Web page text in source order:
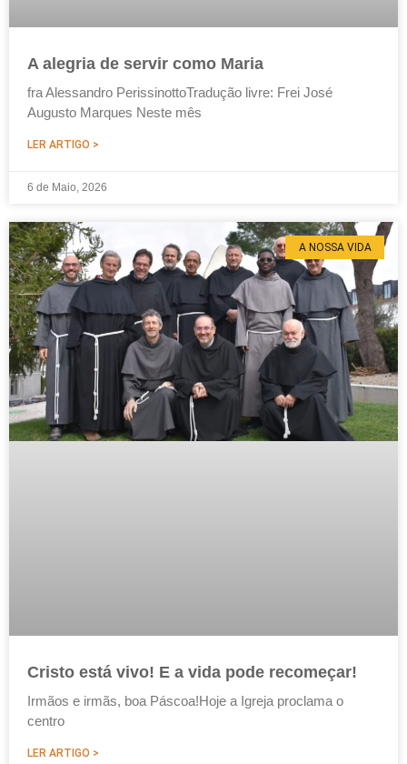
A alegria de servir como Maria
fra Alessandro PerissinottoTradução livre: Frei José
Augusto Marques Neste mês
LER ARTIGO >
6 de Maio, 2026
A NOSSA VIDA
Cristo está vivo! E a vida pode recomeçar!
Irmãos e irmãs, boa Páscoa!Hoje a Igreja proclama o
centro
LER ARTIGO >